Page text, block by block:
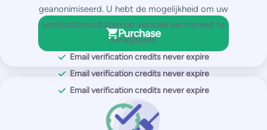
Purchase
Email verification credits never expire
Email verification credits never expire
Email verification credits never expire
Start for free
Inbox placement tests
IP & domain blocklist tests
SPF and DKIM tests
geanonimiseerd. U hebt de mogelijkheid om uw
verificatieresultaten op verzoek permanent te
verwijderen.